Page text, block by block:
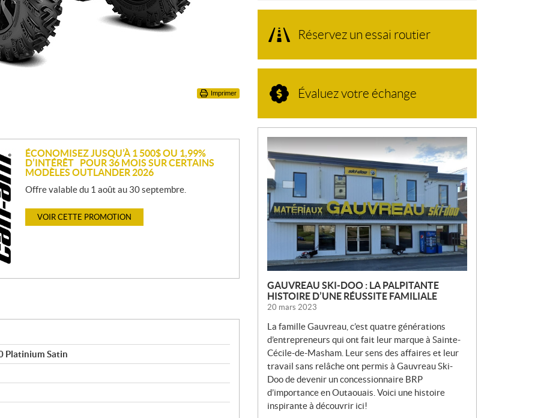
Imprimer
ÉCONOMISEZ JUSQU’À 1 500$ OU 1,99%
D’INTÉRÊT POUR 36 MOIS SUR CERTAINS
MODÈLES OUTLANDER 2026
Offre valable du 1 août au 30 septembre.
VOIR CETTE PROMOTION
Platinium Satin
Réservez un essai routier
Évaluez votre échange
N
O
U
V
E
L
L
GAUVREAU SKI-DOO : LA PALPITANTE
HISTOIRE D’UNE RÉUSSITE FAMILIALE
20 mars 2023
La famille Gauvreau, c’est quatre générations
d’entrepreneurs qui ont fait leur marque à Sainte-
Cécile-de-Masham. Leur sens des affaires et leur
travail sans relâche ont permis à Gauvreau Ski-
Doo de devenir un concessionnaire BRP
d’importance en Outaouais. Voici une histoire
inspirante à découvrir ici!